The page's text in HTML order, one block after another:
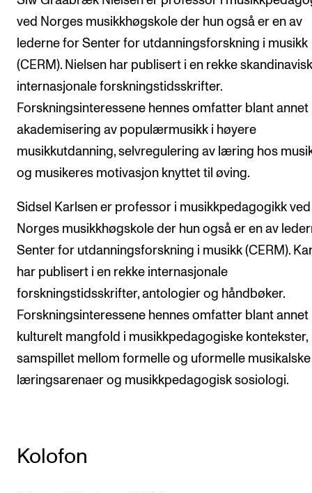
ved Norges musikkhøgskole der hun også er en av
lederne for Senter for utdanningsforskning i musikk
(CERM). Nielsen har publisert i en rekke
internasjonale forskningstidsskrifter.
Forskningsinteressene hennes omfatter blant annet
akademisering av populærmusikk i høyere
musikkutdanning, selvregulering av læring hos
og musikeres motivasjon knyttet til øving.
Sidsel Karlsen er professor i musikkpedagogikk ved
Norges musikkhøgskole der hun også er en av
Senter for utdanningsforskning i musikk (CERM).
har publisert i en rekke internasjonale
forskningstidsskrifter, antologier og håndbøker.
Forskningsinteressene hennes omfatter blant annet
kulturelt mangfold i musikkpedagogiske kontekster,
samspillet mellom formelle og uformelle musikalske
læringsarenaer og musikkpedagogisk sosiologi.
Kolofon